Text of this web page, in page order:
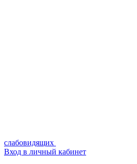
слабовидящих
Вход в личный кабинет